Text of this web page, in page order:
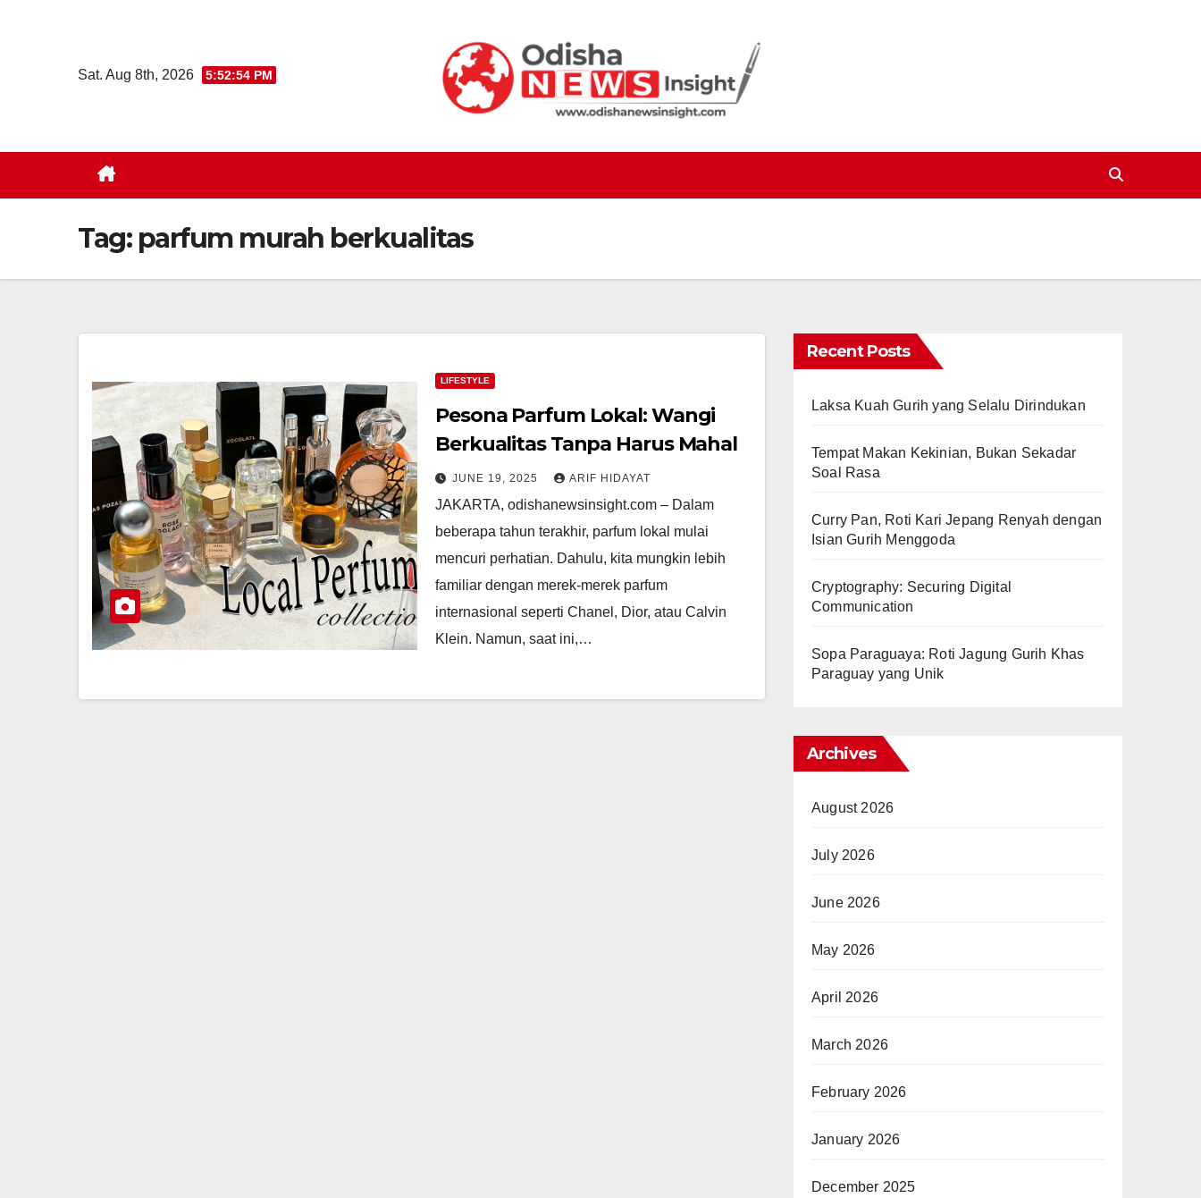
Sat. Aug 8th, 2026 5:52:55 PM
Tag: parfum murah berkualitas
LIFESTYLE
Pesona Parfum Lokal: Wangi
Berkualitas Tanpa Harus Mahal
JUNE 19, 2025 ARIF HIDAYAT
JAKARTA, odishanewsinsight.com – Dalam
beberapa tahun terakhir, parfum lokal mulai
mencuri perhatian. Dahulu, kita mungkin lebih
familiar dengan merek-merek parfum
internasional seperti Chanel, Dior, atau Calvin
Klein. Namun, saat ini,…
Recent Posts
Laksa Kuah Gurih yang Selalu Dirindukan
Tempat Makan Kekinian, Bukan Sekadar
Soal Rasa
Curry Pan, Roti Kari Jepang Renyah dengan
Isian Gurih Menggoda
Cryptography: Securing Digital
Communication
Sopa Paraguaya: Roti Jagung Gurih Khas
Paraguay yang Unik
Archives
August 2026
July 2026
June 2026
May 2026
April 2026
March 2026
February 2026
January 2026
December 2025